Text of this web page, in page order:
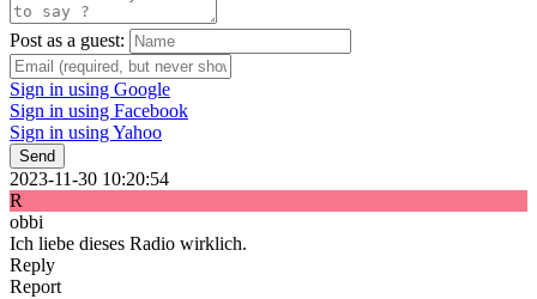
Post as a guest:
Sign in using Google
Sign in using Facebook
Sign in using Yahoo
Send
2023-11-30 10:20:54
R
obbi
Ich liebe dieses Radio wirklich.
Reply
Report